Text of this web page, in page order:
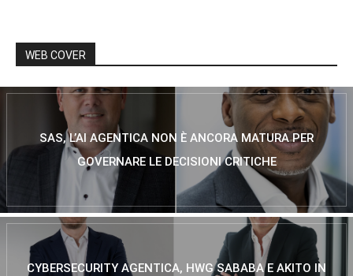
WEB COVER
SAS, L’AI AGENTICA NON È ANCORA MATURA PER
GOVERNARE LE DECISIONI CRITICHE
CYBERSECURITY AGENTICA, HWG SABABA E AKITO IN